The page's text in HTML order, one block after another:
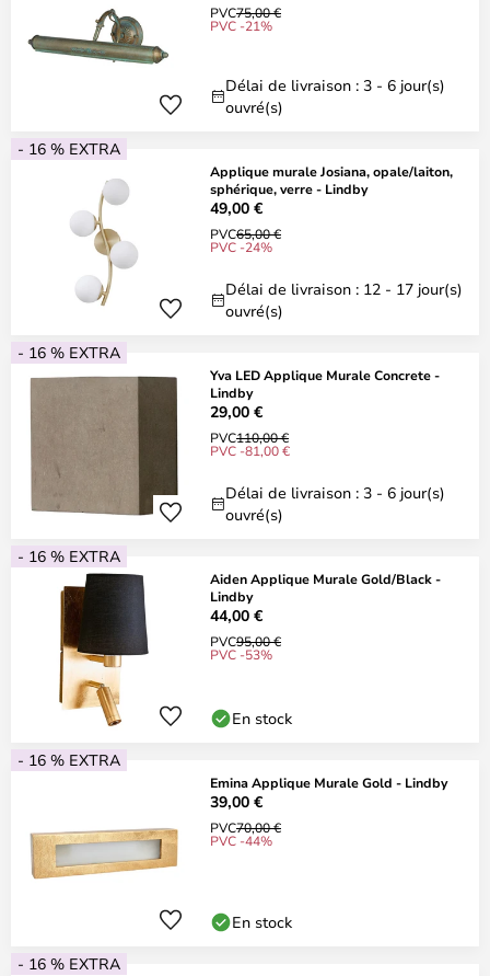
PVC75,00 €
PVC -21%
Délai de livraison : 3 - 6 jour(s)
ouvré(s)
- 16 % EXTRA
Applique murale Josiana, opale/laiton,
sphérique, verre - Lindby
49,00 €
PVC65,00 €
PVC -24%
Délai de livraison : 12 - 17 jour(s)
ouvré(s)
- 16 % EXTRA
Yva LED Applique Murale Concrete -
Lindby
29,00 €
PVC110,00 €
PVC -81,00 €
Délai de livraison : 3 - 6 jour(s)
ouvré(s)
- 16 % EXTRA
Aiden Applique Murale Gold/Black -
Lindby
44,00 €
PVC95,00 €
PVC -53%
En stock
- 16 % EXTRA
Emina Applique Murale Gold - Lindby
39,00 €
PVC70,00 €
PVC -44%
En stock
- 16 % EXTRA